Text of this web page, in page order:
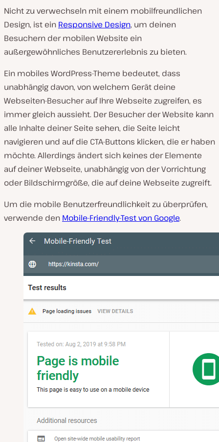
Nicht zu verwechseln mit einem mobilfreundlichen
Design, ist ein Responsive Design, um deinen
Besuchern der mobilen Website ein
außergewöhnliches Benutzererlebnis zu bieten.
Ein mobiles WordPress-Theme bedeutet, dass
unabhängig davon, von welchem Gerät deine
Webseiten-Besucher auf Ihre Webseite zugreifen, es
immer gleich aussieht. Der Besucher der Website kann
alle Inhalte deiner Seite sehen, die Seite leicht
navigieren und auf die CTA-Buttons klicken, die er haben
möchte. Allerdings ändert sich keines der Elemente
auf deiner Webseite, unabhängig von der Vorrichtung
oder Bildschirmgröße, die auf deine Webseite zugreift.
Um die mobile Benutzerfreundlichkeit zu überprüfen,
verwende den Mobile-Friendly-Test von Google.